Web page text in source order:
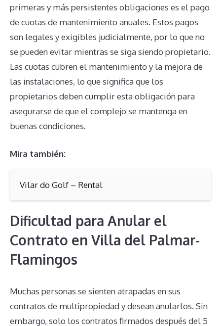
primeras y más persistentes obligaciones es el pago
de cuotas de mantenimiento anuales. Estos pagos
son legales y exigibles judicialmente, por lo que no
se pueden evitar mientras se siga siendo propietario.
Las cuotas cubren el mantenimiento y la mejora de
las instalaciones, lo que significa que los
propietarios deben cumplir esta obligación para
asegurarse de que el complejo se mantenga en
buenas condiciones.
Mira también:
Vilar do Golf – Rental
Dificultad para Anular el
Contrato en Villa del Palmar-
Flamingos
Muchas personas se sienten atrapadas en sus
contratos de multipropiedad y desean anularlos. Sin
embargo, solo los contratos firmados después del 5